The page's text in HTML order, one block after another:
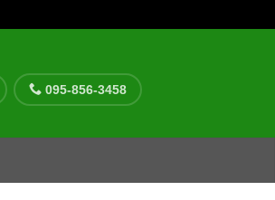
095-856-3458